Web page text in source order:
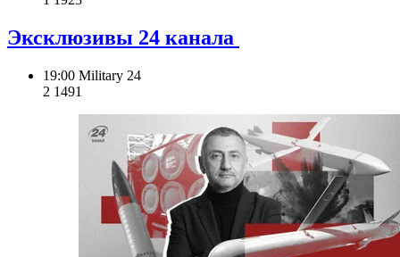
Эксклюзивы 24 канала
19:00 Military 24
2 1491